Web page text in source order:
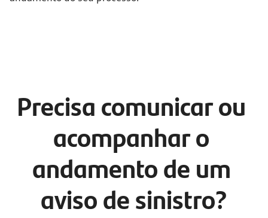
Precisa comunicar ou
acompanhar o
andamento de um
aviso de sinistro?